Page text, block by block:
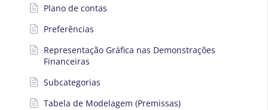
Plano de contas
Preferências
Representação Gráfica nas Demonstrações
Financeiras
Subcategorias
Tabela de Modelagem (Premissas)